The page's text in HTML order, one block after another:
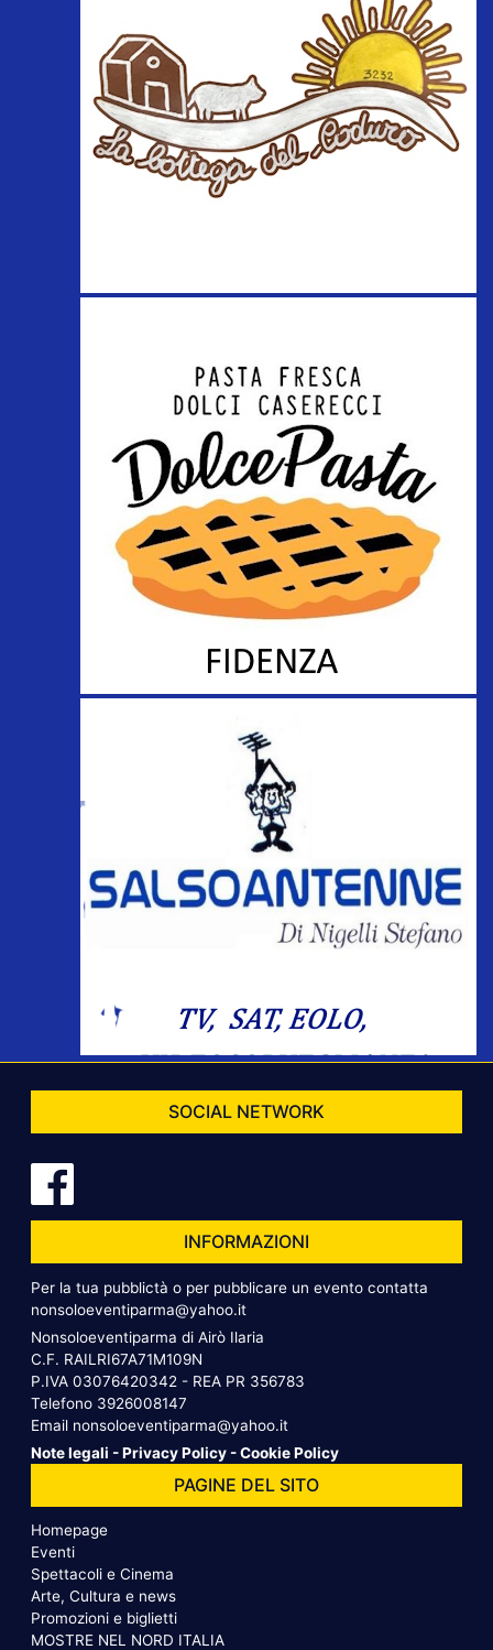
SOCIAL NETWORK
INFORMAZIONI
Per la tua pubblictà o per pubblicare un evento contatta
nonsoloeventiparma@yahoo.it
Nonsoloeventiparma di Airò Ilaria
C.F. RAILRI67A71M109N
P.IVA 03076420342 - REA PR 356783
Telefono 3926008147
Email nonsoloeventiparma@yahoo.it
Note legali -Privacy Policy -Cookie Policy
PAGINE DEL SITO
Homepage
Eventi
Spettacoli e Cinema
Arte, Cultura e news
Promozioni e biglietti
MOSTRE NEL NORD ITALIA